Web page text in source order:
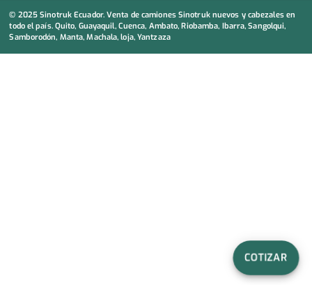
© 2025 Sinotruk Ecuador. Venta de camiones Sinotruk nuevos y cabezales en
todo el país. Quito, Guayaquil, Cuenca, Ambato, Riobamba, Ibarra, Sangolqui,
Samborodón, Manta, Machala, loja, Yantzaza
COTIZAR